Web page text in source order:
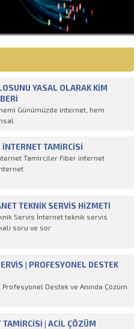
YASAL OLARAK KIM
Günümüzde internet, hem
İNTERNET TAMIRCISI
Tamirciler Fiber internet
TEKNIK SERVIS HIZMETI
Servis İnternet teknik servis
soru ve sor
| PROFESYONEL DESTEK
Destek ve Anında Çözüm
TAMIRCISI | ACIL ÇÖZÜM